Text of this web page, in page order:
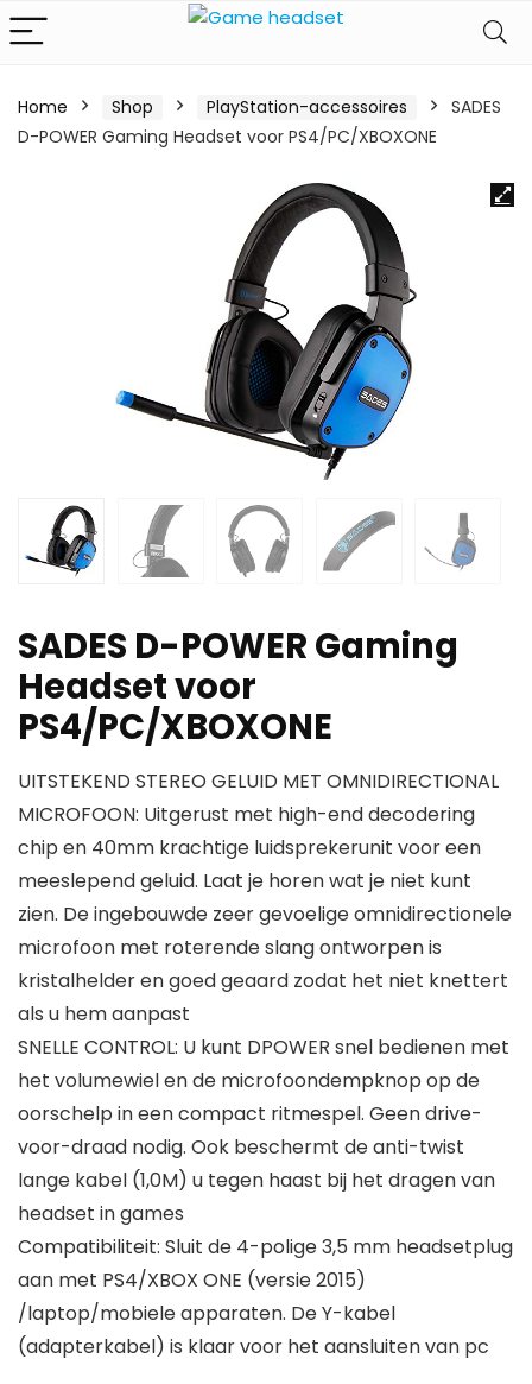
Home Shop PlayStation-accessoires
SADES
D-POWER Gaming Headset voor PS4/PC/XBOXONE
SADES D-POWER Gaming
Headset voor
PS4/PC/XBOXONE
UITSTEKEND STEREO GELUID MET OMNIDIRECTIONAL
MICROFOON: Uitgerust met high-end decodering
chip en 40mm krachtige luidsprekerunit voor een
meeslepend geluid. Laat je horen wat je niet kunt
zien. De ingebouwde zeer gevoelige omnidirectionele
microfoon met roterende slang ontworpen is
kristalhelder en goed geaard zodat het niet knettert
als u hem aanpast
SNELLE CONTROL: U kunt DPOWER snel bedienen met
het volumewiel en de microfoondempknop op de
oorschelp in een compact ritmespel. Geen drive-
voor-draad nodig. Ook beschermt de anti-twist
lange kabel (1,0M) u tegen haast bij het dragen van
headset in games
Compatibiliteit: Sluit de 4-polige 3,5 mm headsetplug
aan met PS4/XBOX ONE (versie 2015)
/laptop/mobiele apparaten. De Y-kabel
(adapterkabel) is klaar voor het aansluiten van pc